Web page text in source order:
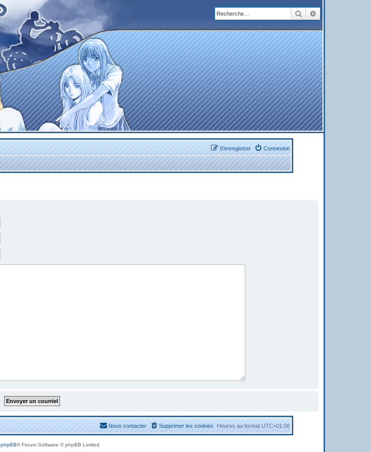
Rechercher
Connexion
S’enregistrer
Heures au formatUTC+01:00
Supprimer les cookies
Nous contacter
phpBB® Forum Software © phpBB Limited